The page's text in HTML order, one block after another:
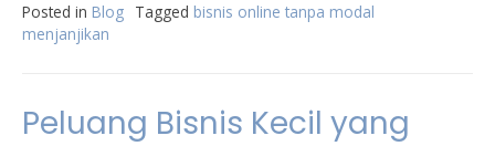
Posted in Blog Tagged bisnis online tanpa modal
menjanjikan
Peluang Bisnis Kecil yang